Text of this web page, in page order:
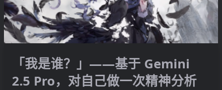
「我是谁？」——基于 Gemini
2.5 Pro，对自己做一次精神分析